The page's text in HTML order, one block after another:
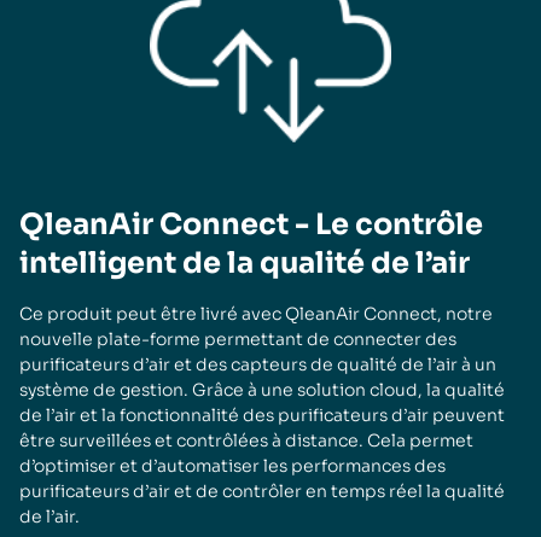
QleanAir Connect - Le contrôle
intelligent de la qualité de l’air
Ce produit peut être livré avec QleanAir Connect, notre
nouvelle plate-forme permettant de connecter des
purificateurs d’air et des capteurs de qualité de l’air à un
système de gestion. Grâce à une solution cloud, la qualité
de l’air et la fonctionnalité des purificateurs d’air peuvent
être surveillées et contrôlées à distance. Cela permet
d’optimiser et d’automatiser les performances des
purificateurs d’air et de contrôler en temps réel la qualité
de l’air.